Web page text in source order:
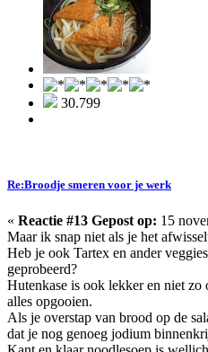
30.799
Re:Broodje smeren voor je werk
« Reactie #13 Gepost op: 15
Maar ik snap niet als je het
Heb je ook Tartex en ander
geprobeerd?
Hutenkase is ook lekker en niet zo
alles opgooien.
Als je overstap van brood op de
dat je nog genoeg jodium